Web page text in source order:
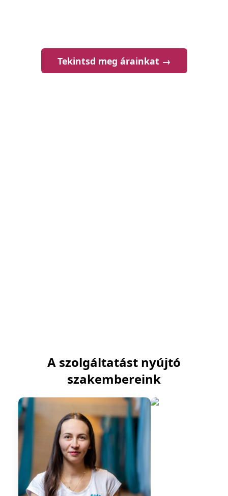
Tekintsd meg árainkat →
A szolgáltatást nyújtó
szakembereink